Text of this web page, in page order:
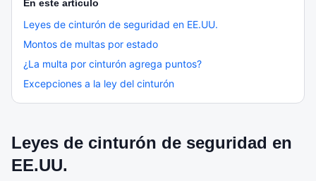
En este artículo
Leyes de cinturón de seguridad en EE.UU.
Montos de multas por estado
¿La multa por cinturón agrega puntos?
Excepciones a la ley del cinturón
Leyes de cinturón de seguridad en
EE.UU.